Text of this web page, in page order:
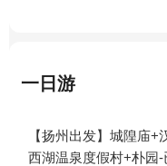
一日游
【扬州出发】城隍庙
西湖温泉度假村+朴园